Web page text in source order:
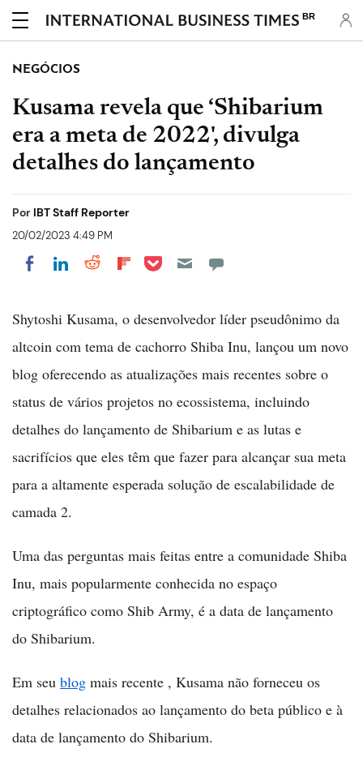
BR
NEGÓCIOS
Kusama revela que ‘Shibarium
era a meta de 2022', divulga
detalhes do lançamento
Por IBT Staff Reporter
20/02/2023 4:49 PM
Share on Facebook
Share on LinkedIn
Share on Reddit
Share on Flipboard
Share on Pocket
Shytoshi Kusama, o desenvolvedor líder pseudônimo da
altcoin com tema de cachorro Shiba Inu, lançou um novo
blog oferecendo as atualizações mais recentes sobre o
status de vários projetos no ecossistema, incluindo
detalhes do lançamento de Shibarium e as lutas e
sacrifícios que eles têm que fazer para alcançar sua meta
para a altamente esperada solução de escalabilidade de
camada 2.
Uma das perguntas mais feitas entre a comunidade Shiba
Inu, mais popularmente conhecida no espaço
criptográfico como Shib Army, é a data de lançamento
do Shibarium.
Em seu blog mais recente , Kusama não forneceu os
detalhes relacionados ao lançamento do beta público e à
data de lançamento do Shibarium.